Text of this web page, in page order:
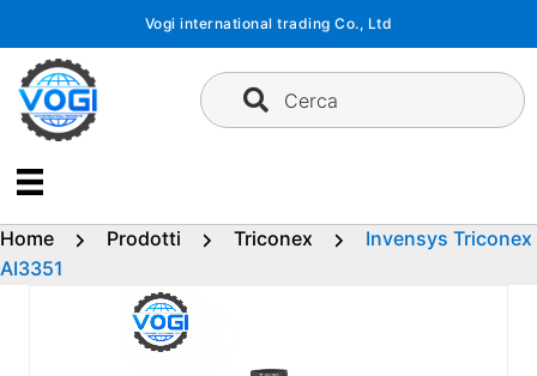
contenuto
Vogi international trading Co., Ltd
Cerca
Home Prodotti Triconex
Invensys Triconex
AI3351